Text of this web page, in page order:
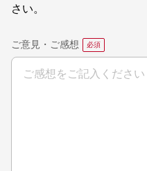
さい。
ご意見・ご感想